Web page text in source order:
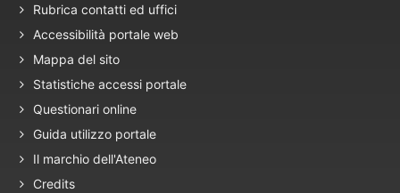
Rubrica contatti ed uffici
Accessibilità portale web
Mappa del sito
Statistiche accessi portale
Questionari online
Guida utilizzo portale
Il marchio dell'Ateneo
Credits